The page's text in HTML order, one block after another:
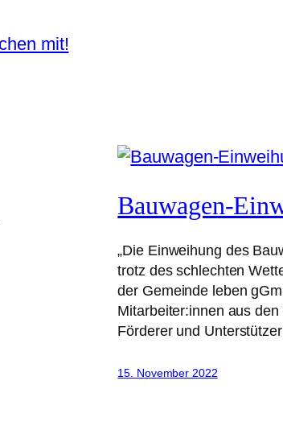
Bauwagen-
„Die Einweihung des
trotz des schlechten
der Gemeinde leben
Mitarbeiter:innen aus
Förderer und
15. November 2022